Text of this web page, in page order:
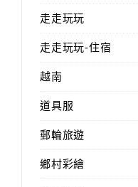
走走玩玩
走走玩玩-住宿
越南
道具服
郵輪旅遊
鄉村彩繪